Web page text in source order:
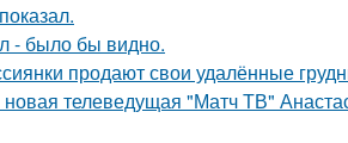
- было бы видно.
продают свои удалённые
телеведущая "Матч ТВ"